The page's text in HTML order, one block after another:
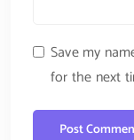
Save my
for the next